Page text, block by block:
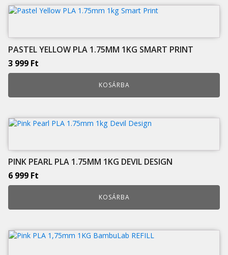
PASTEL YELLOW PLA 1.75MM 1KG SMART PRINT
3 999 Ft
KOSÁRBA
PINK PEARL PLA 1.75MM 1KG DEVIL DESIGN
6 999 Ft
KOSÁRBA